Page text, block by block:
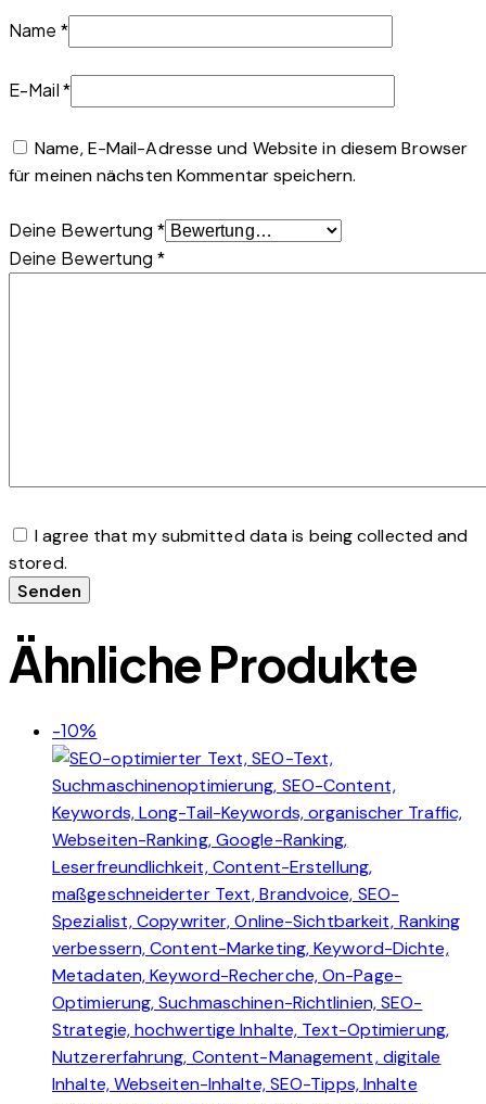
Name *
E-Mail*
Name, E-Mail-Adresse und Website in diesem Browser
für meinen nächsten Kommentar speichern.
Deine Bewertung *
Deine Bewertung *
I agree that my submitted data is being collected and
stored.
Ähnliche Produkte
-10%